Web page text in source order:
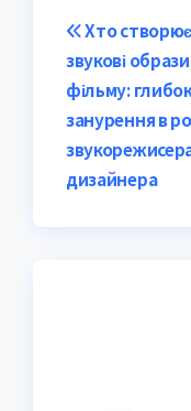
Post
Хто створює
звукові образи
фільму:
занурення в
дизайнера